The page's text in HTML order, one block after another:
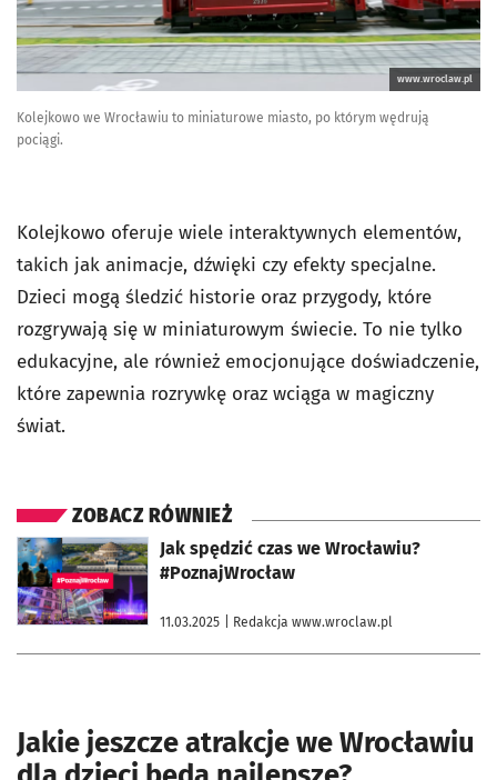
www.wroclaw.pl
Kolejkowo we Wrocławiu to miniaturowe miasto, po którym wędrują
pociągi.
Kolejkowo oferuje wiele interaktywnych elementów,
takich jak animacje, dźwięki czy efekty specjalne.
Dzieci mogą śledzić historie oraz przygody, które
rozgrywają się w miniaturowym świecie. To nie tylko
edukacyjne, ale również emocjonujące doświadczenie,
które zapewnia rozrywkę oraz wciąga w magiczny
świat.
ZOBACZ RÓWNIEŻ
Jak spędzić czas we Wrocławiu?
#PoznajWrocław
11.03.2025 | Redakcja www.wroclaw.pl
otworzy się w nowej karcie
Jakie jeszcze atrakcje we Wrocławiu